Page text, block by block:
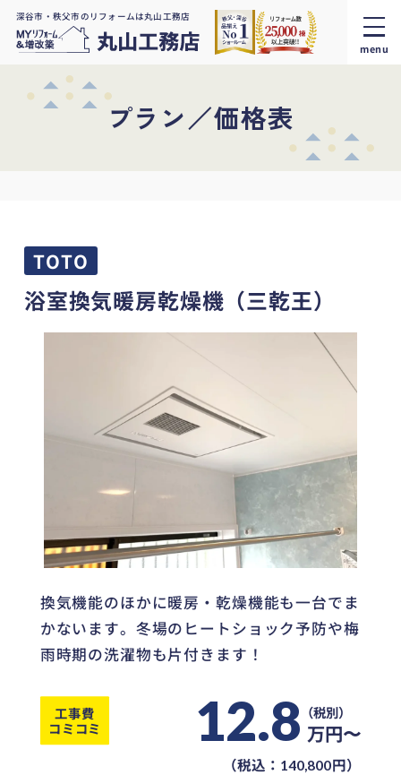
深谷市・秩父市のリフォームは丸山工務店
menu
プラン／価格表
TOTO
浴室換気暖房乾燥機（三乾王）
換気機能のほかに暖房・乾燥機能も一台でま
かないます。冬場のヒートショック予防や梅
雨時期の洗濯物も片付きます！
工事費
コミコミ
12.8 万円〜
（税込： 140,800円）